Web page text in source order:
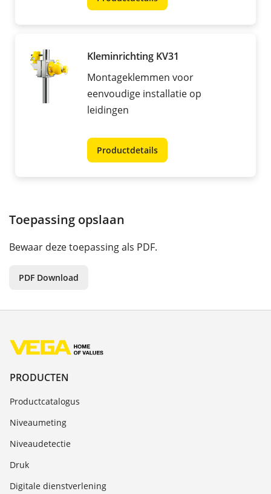
Kleminrichting KV31
Montageklemmen voor
eenvoudige installatie op
leidingen
Productdetails
Toepassing opslaan
Bewaar deze toepassing als PDF.
PDF Download
PRODUCTEN
Productcatalogus
Niveaumeting
Niveaudetectie
Druk
Digitale dienstverlening